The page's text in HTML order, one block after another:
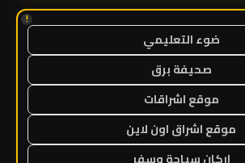
!
ضوء التعليمي
صحيفة برق
موقع اشراقات
موقع اشراق اون لاين
اركان سياحة وسفر